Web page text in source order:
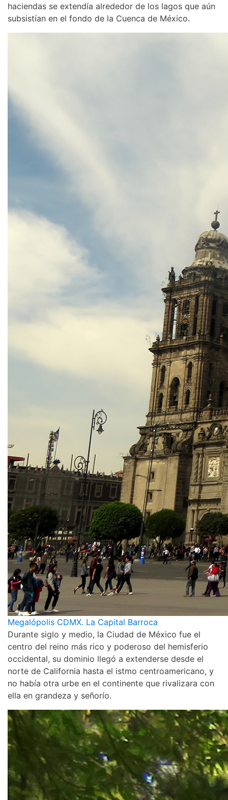
haciendas se extendía alrededor de los lagos que aún
subsistían en el fondo de la Cuenca de México.
Megalópolis CDMX. La Capital Barroca
Durante siglo y medio, la Ciudad de México fue el
centro del reino más rico y poderoso del hemisferio
occidental, su dominio llegó a extenderse desde el
norte de California hasta el istmo centroamericano, y
no había otra urbe en el continente que rivalizara con
ella en grandeza y señorío.